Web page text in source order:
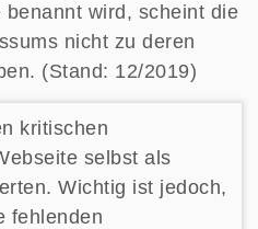
wird, scheint die
nicht zu deren
(Stand: 12/2019)
kritischen
selbst als
Wichtig ist jedoch,
fehlenden